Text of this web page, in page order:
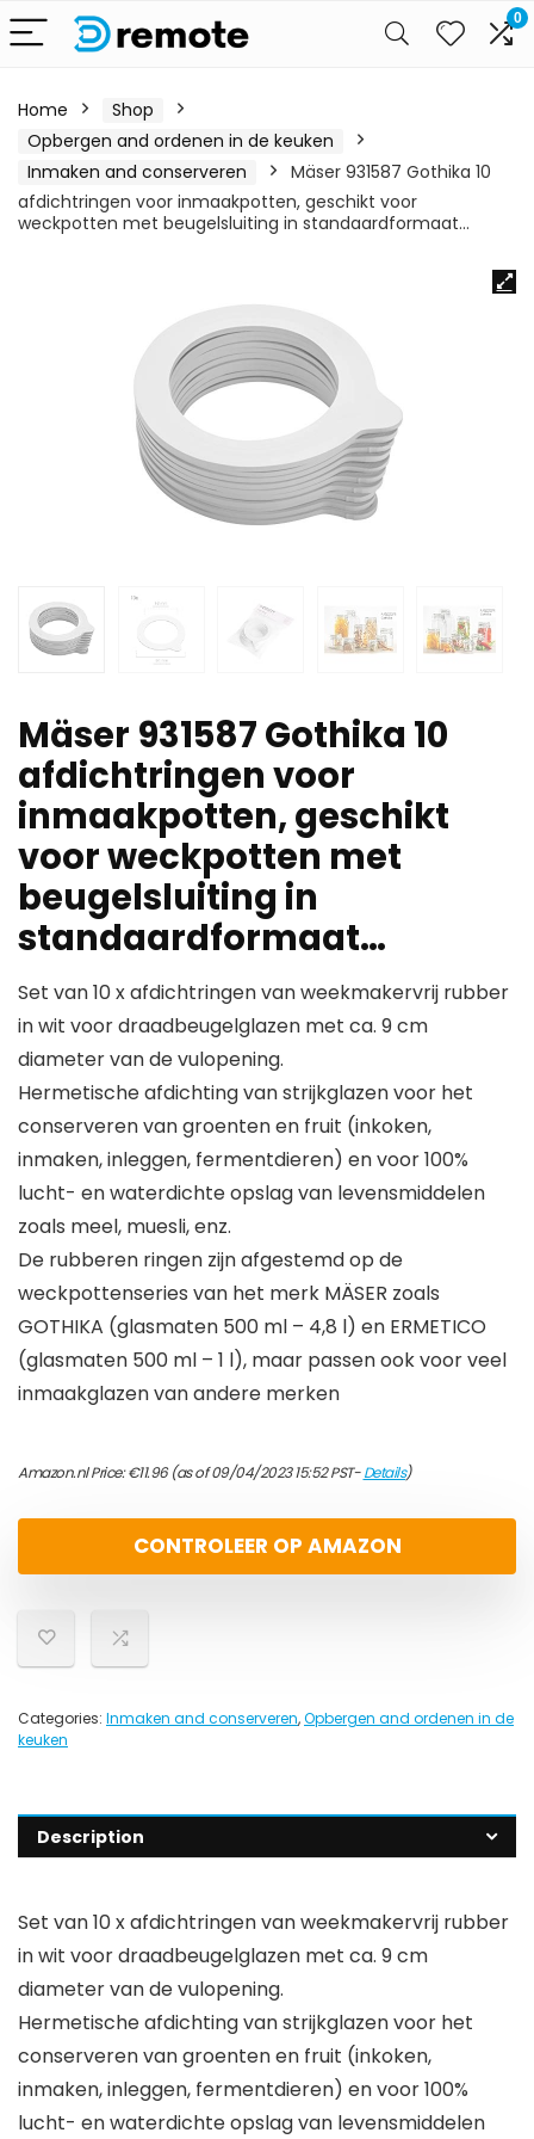
0
Home
Shop
Opbergen and ordenen in de keuken
Inmaken and conserveren
Mäser 931587 Gothika 10
afdichtringen voor inmaakpotten, geschikt voor
weckpotten met beugelsluiting in standaardformaat…
Mäser 931587 Gothika 10
afdichtringen voor
inmaakpotten, geschikt
voor weckpotten met
beugelsluiting in
standaardformaat…
Set van 10 x afdichtringen van weekmakervrij rubber
in wit voor draadbeugelglazen met ca. 9 cm
diameter van de vulopening.
Hermetische afdichting van strijkglazen voor het
conserveren van groenten en fruit (inkoken,
inmaken, inleggen, fermentdieren) en voor 100%
lucht- en waterdichte opslag van levensmiddelen
zoals meel, muesli, enz.
De rubberen ringen zijn afgestemd op de
weckpottenseries van het merk MÄSER zoals
GOTHIKA (glasmaten 500 ml – 4,8 l) en ERMETICO
(glasmaten 500 ml – 1 l), maar passen ook voor veel
inmaakglazen van andere merken
Amazon.nl Price:€11.96(as of 09/04/2023 15:52 PST-Details)
CONTROLEER OP AMAZON
Categories: Inmaken and conserveren,Opbergen and ordenen in de
keuken
Description
Set van 10 x afdichtringen van weekmakervrij rubber
in wit voor draadbeugelglazen met ca. 9 cm
diameter van de vulopening.
Hermetische afdichting van strijkglazen voor het
conserveren van groenten en fruit (inkoken,
inmaken, inleggen, fermentdieren) en voor 100%
lucht- en waterdichte opslag van levensmiddelen